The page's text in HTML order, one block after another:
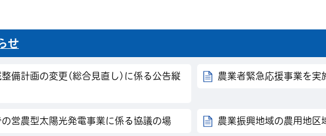
せ
備計画の変更(総合見直し)に係る公告縦
農業者緊急応援事業を実
営農型太陽光発電事業に係る協議の場 農業振興地域の農用地区